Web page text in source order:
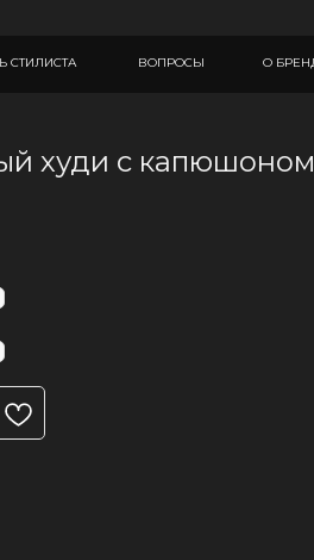
ВОПРОСЫ О БРЕНДЕ
худи с капюшоном